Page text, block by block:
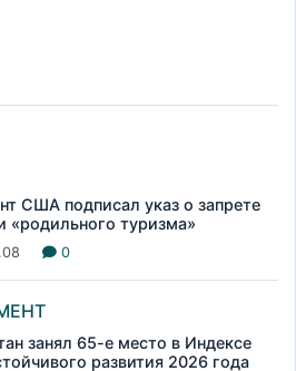
США подписал указ о запрете
«родильного туризма»
0
занял 65-е место в Индексе
развития 2026 года